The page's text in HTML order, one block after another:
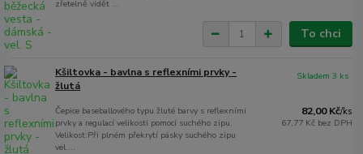
zřetelně vidět ...
To chci
Kšiltovka - bavlna s reflexními prvky -
žlutá
Čepice baseballového typu žluté barvy s reflexními
prvky a regulací velikosti pomocí suchého zipu.
Velikost:Při plném překrytí pásky suchého zipu
vel....
82,00 Kč/ks
67,77 Kč bez DPH
Skladem 3 ks